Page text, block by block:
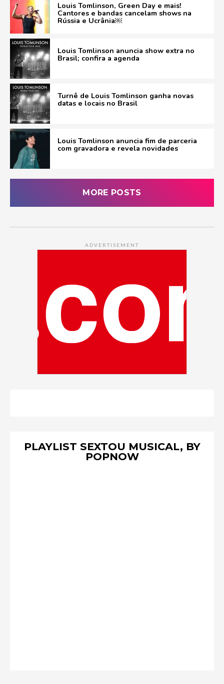
Louis Tomlinson, Green Day e mais!
Cantores e bandas cancelam shows na
Rússia e Ucrânia￼
Louis Tomlinson anuncia show extra no
Brasil; confira a agenda
Turnê de Louis Tomlinson ganha novas
datas e locais no Brasil
Louis Tomlinson anuncia fim de parceria
com gravadora e revela novidades
MORE POSTS
ADVERTISEMENT
PLAYLIST SEXTOU MUSICAL, BY
POPNOW